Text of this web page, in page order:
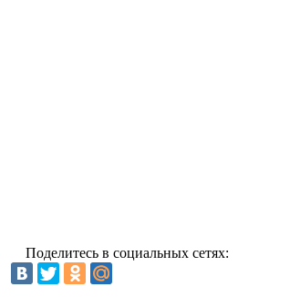
Поделитесь в социальных сетях: